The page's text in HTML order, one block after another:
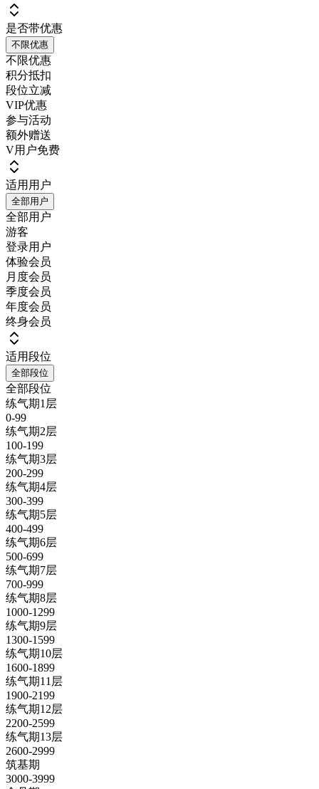
是否带优惠
不限优惠
不限优惠
积分抵扣
段位立减
VIP优惠
参与活动
额外赠送
V用户免费
适用用户
全部用户
全部用户
游客
登录用户
体验会员
月度会员
季度会员
年度会员
终身会员
适用段位
全部段位
全部段位
练气期1层
0-99
练气期2层
100-199
练气期3层
200-299
练气期4层
300-399
练气期5层
400-499
练气期6层
500-699
练气期7层
700-999
练气期8层
1000-1299
练气期9层
1300-1599
练气期10层
1600-1899
练气期11层
1900-2199
练气期12层
2200-2599
练气期13层
2600-2999
筑基期
3000-3999